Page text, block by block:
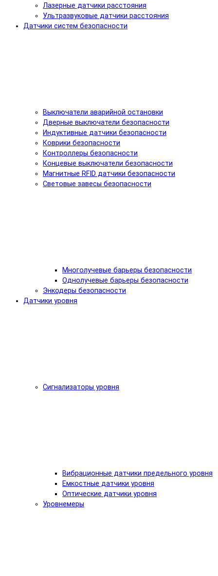
Лазерные датчики расстояния
Ультразвуковые датчики расстояния
Датчики систем безопасности
Выключатели аварийной остановки
Дверные выключатели безопасности
Индуктивные датчики безопасности
Коврики безопасности
Контроллеры безопасности
Концевые выключатели безопасности
Магнитные RFID датчики безопасности
Световые завесы безопасности
Многолучевые барьеры безопасности
Однолучевые барьеры безопасности
Энкодеры безопасности
Датчики уровня
Сигнализаторы уровня
Вибрационные датчики предельного уровня
Емкостные датчики уровня
Оптические датчики уровня
Уровнемеры